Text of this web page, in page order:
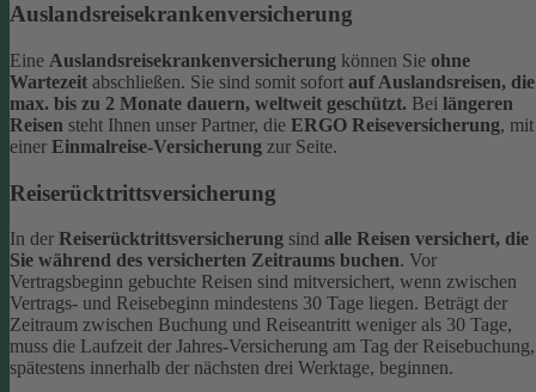
Auslandsreisekrankenversicherung
Eine Auslandsreisekrankenversicherung können Sie ohne
Wartezeit abschließen. Sie sind somit sofort auf Auslandsreisen, die
max. bis zu 2 Monate dauern, weltweit geschützt. Bei längeren
Reisen steht Ihnen unser Partner, die ERGO Reiseversicherung, mit
einer Einmalreise-Versicherung zur Seite.
Reiserücktrittsversicherung
In der Reiserücktrittsversicherung sind alle Reisen versichert, die
Sie während des versicherten Zeitraums buchen. Vor
Vertragsbeginn gebuchte Reisen sind mitversichert, wenn zwischen
Vertrags- und Reisebeginn mindestens 30 Tage liegen. Beträgt der
Zeitraum zwischen Buchung und Reiseantritt weniger als 30 Tage,
muss die Laufzeit der Jahres-Versicherung am Tag der Reisebuchung,
spätestens innerhalb der nächsten drei Werktage, beginnen.